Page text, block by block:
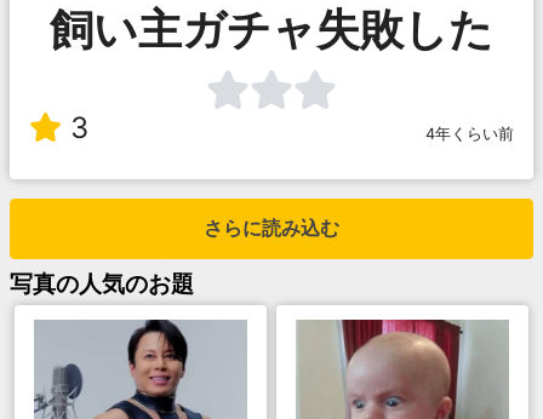
飼い主ガチャ失敗した
3 4年くらい前
さらに読み込む
写真の人気のお題